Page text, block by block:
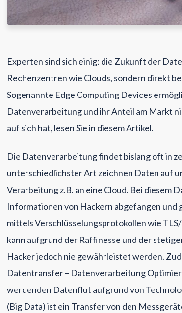
Experten sind sich einig: die Zukunft der
Rechenzentren wie Clouds, sondern direkt
Sogenannte Edge Computing Devices
Datenverarbeitung und ihr Anteil am Markt
auf sich hat, lesen Sie in diesem Artikel.
Die Datenverarbeitung findet bislang oft in
unterschiedlichster Art zeichnen Daten auf
Verarbeitung z.B. an eine Cloud. Bei diesem
Informationen von Hackern abgefangen
mittels Verschlüsselungsprotokollen wie
kann aufgrund der Raffinesse und der
Hacker jedoch nie gewährleistet werden.
Datentransfer – Datenverarbeitung
werdenden Datenflut aufgrund von
(Big Data) ist ein Transfer von den